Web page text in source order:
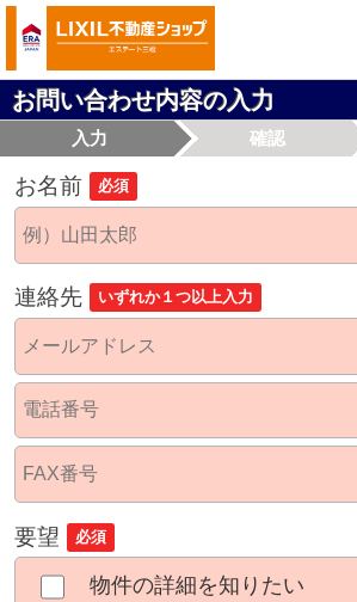
お問い合わせ内容の入力
入力 確認
お名前 必須
連絡先 いずれか１つ以上入力
要望 必須
物件の詳細を知りたい